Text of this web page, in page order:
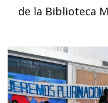
de la Biblioteca